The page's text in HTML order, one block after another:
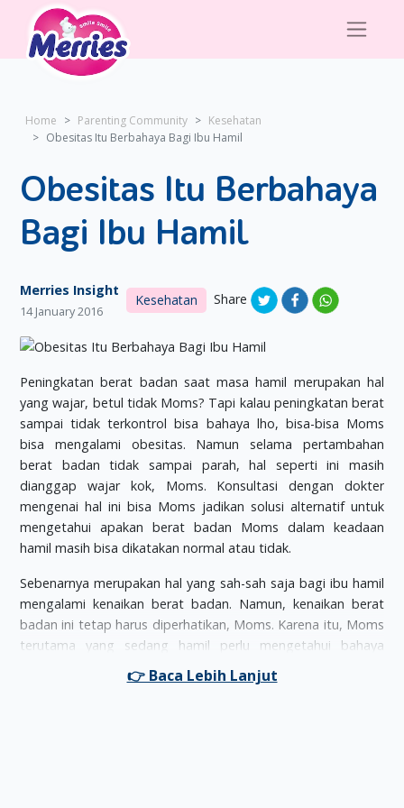
Home Parenting Community
Kesehatan
Obesitas Itu Berbahaya Bagi Ibu Hamil
Obesitas Itu Berbahaya
Bagi Ibu Hamil
Merries Insight
14 January 2016
Kesehatan Share
Peningkatan berat badan saat masa hamil merupakan hal
yang wajar, betul tidak Moms? Tapi kalau peningkatan berat
sampai tidak terkontrol bisa bahaya lho, bisa-bisa Moms
bisa mengalami obesitas. Namun selama pertambahan
berat badan tidak sampai parah, hal seperti ini masih
dianggap wajar kok, Moms. Konsultasi dengan dokter
mengenai hal ini bisa Moms jadikan solusi alternatif untuk
mengetahui apakan berat badan Moms dalam keadaan
hamil masih bisa dikatakan normal atau tidak.
Sebenarnya merupakan hal yang sah-sah saja bagi ibu hamil
mengalami kenaikan berat badan. Namun, kenaikan berat
badan ini tetap harus diperhatikan, Moms. Karena itu, Moms
terutama yang sedang hamil perlu mengetahui bahaya